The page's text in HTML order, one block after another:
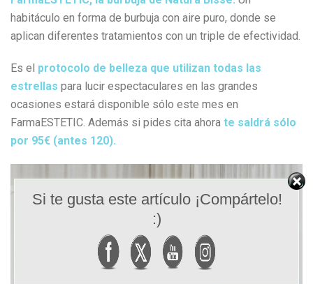
habitáculo en forma de burbuja con aire puro, donde se
aplican diferentes tratamientos con un triple de efectividad.
Es el protocolo de belleza que utilizan todas las
estrellas para lucir espectaculares en las grandes
ocasiones estará disponible sólo este mes en
FarmaESTETIC. Además si pides cita ahora te saldrá sólo
por 95€ (antes 120).
Si te gusta este artículo ¡Compártelo!
:)